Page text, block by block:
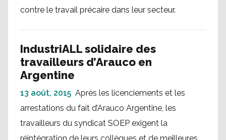
contre le travail précaire dans leur secteur.
IndustriALL solidaire des
travailleurs d’Arauco en
Argentine
13 août, 2015 Après les licenciements et les
arrestations du fait d’Arauco Argentine, les
travailleurs du syndicat SOEP exigent la